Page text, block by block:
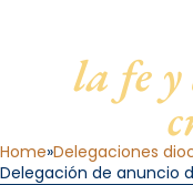
la fe
Home Delegaciones
Delegación de anuncio